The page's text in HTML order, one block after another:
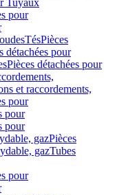
Tuyaux
pour
TésPièces
détachées pour
Pièces détachées pour
et raccordements,
pour
pour
pour
gazPièces
gazTubes
pour